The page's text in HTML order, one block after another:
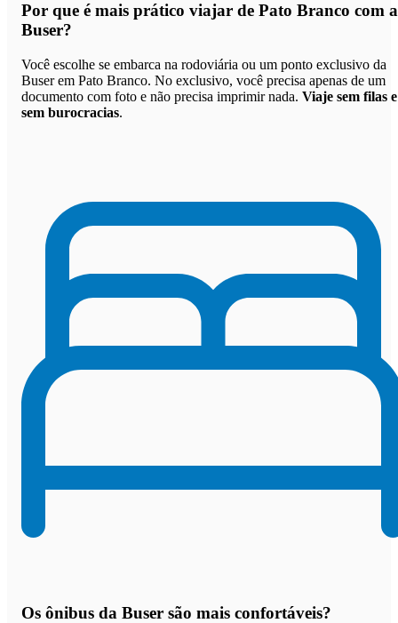
Por que é mais prático viajar de Pato Branco com a
Buser?
Você escolhe se embarca na rodoviária ou um ponto exclusivo da
Buser em Pato Branco. No exclusivo, você precisa apenas de um
documento com foto e não precisa imprimir nada. Viaje sem filas e
sem burocracias.
Os ônibus da Buser são mais confortáveis?